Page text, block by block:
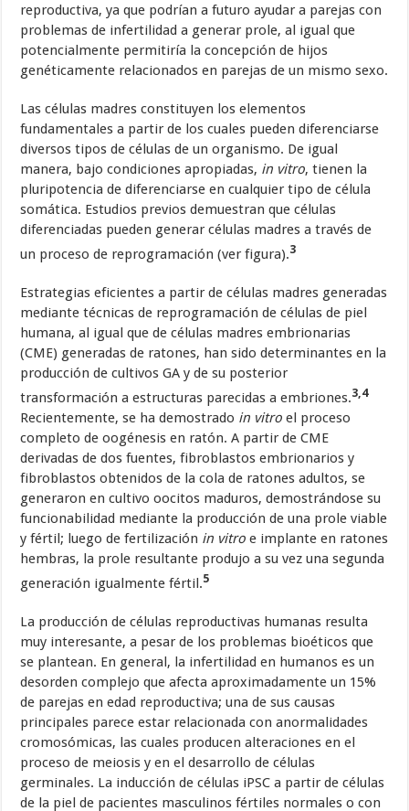
reproductiva, ya que podrían a futuro ayudar a parejas con
problemas de infertilidad a generar prole, al igual que
potencialmente permitiría la concepción de hijos
genéticamente relacionados en parejas de un mismo sexo.
Las células madres constituyen los elementos
fundamentales a partir de los cuales pueden diferenciarse
diversos tipos de células de un organismo. De igual
manera, bajo condiciones apropiadas, in vitro, tienen la
pluripotencia de diferenciarse en cualquier tipo de célula
somática. Estudios previos demuestran que células
diferenciadas pueden generar células madres a través de
un proceso de reprogramación (ver figura).3
Estrategias eficientes a partir de células madres generadas
mediante técnicas de reprogramación de células de piel
humana, al igual que de células madres embrionarias
(CME) generadas de ratones, han sido determinantes en la
producción de cultivos GA y de su posterior
transformación a estructuras parecidas a embriones.3,4
Recientemente, se ha demostrado in vitro el proceso
completo de oogénesis en ratón. A partir de CME
derivadas de dos fuentes, fibroblastos embrionarios y
fibroblastos obtenidos de la cola de ratones adultos, se
generaron en cultivo oocitos maduros, demostrándose su
funcionabilidad mediante la producción de una prole viable
y fértil; luego de fertilización in vitro e implante en ratones
hembras, la prole resultante produjo a su vez una segunda
generación igualmente fértil.5
La producción de células reproductivas humanas resulta
muy interesante, a pesar de los problemas bioéticos que
se plantean. En general, la infertilidad en humanos es un
desorden complejo que afecta aproximadamente un 15%
de parejas en edad reproductiva; una de sus causas
principales parece estar relacionada con anormalidades
cromosómicas, las cuales producen alteraciones en el
proceso de meiosis y en el desarrollo de células
germinales. La inducción de células iPSC a partir de células
de la piel de pacientes masculinos fértiles normales o con